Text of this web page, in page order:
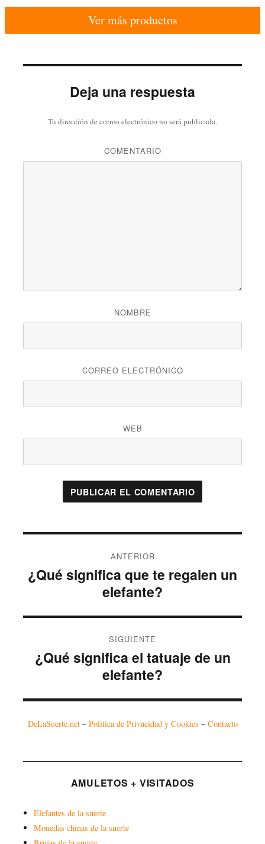
Ver más productos
Deja una respuesta
Tu dirección de correo electrónico no será publicada.
COMENTARIO
NOMBRE
CORREO ELECTRÓNICO
WEB
entradas
ANTERIOR
Entrada
¿Qué significa que te regalen un
elefante?
SIGUIENTE
Entrada
¿Qué significa el tatuaje de un
elefante?
DeLaSuerte.net–Política de Privacidad y Cookies –Contacto
AMULETOS + VISITADOS
Elefantes de la suerte
Monedas chinas de la suerte